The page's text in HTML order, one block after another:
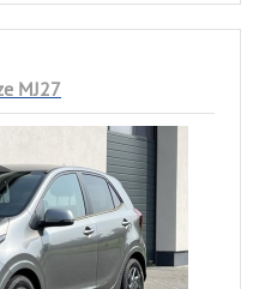
MJ27